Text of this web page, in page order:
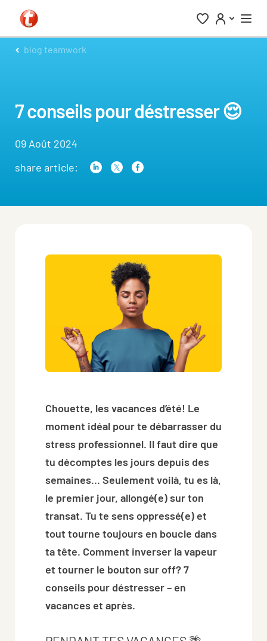
blog teamwork
7 conseils pour déstresser 😌
09 Août 2024
share article:
Chouette, les vacances d’été! Le
moment idéal pour te débarrasser du
stress professionnel. Il faut dire que
tu décomptes les jours depuis des
semaines… Seulement voilà, tu es là,
le premier jour, allongé(e) sur ton
transat. Tu te sens oppressé(e) et
tout tourne toujours en boucle dans
ta tête. Comment inverser la vapeur
et tourner le bouton sur off? 7
conseils pour déstresser – en
vacances et après.